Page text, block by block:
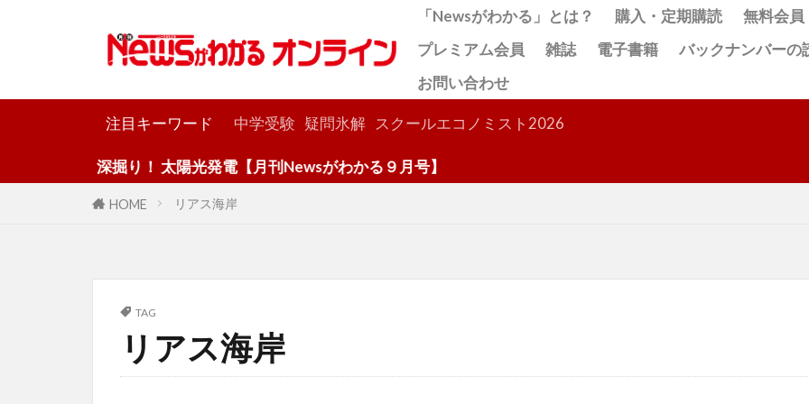
「Newsがわかる」とは？ 購入・定期購読
無料会員
プレミアム会員
雑誌 電子書籍
バックナンバーの
お問い合わせ
注目キーワード 中学受験 疑問氷解 スクールエコノミスト2026
深掘り！ 太陽光発電【月刊Newsがわかる９月号】
HOME リアス海岸
TAG
リアス海岸
検索